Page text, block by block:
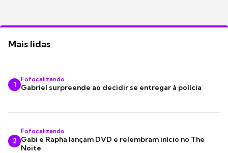
Mais lidas
1
Fofocalizando
Gabriel surpreende ao decidir se entregar à polícia
2
Fofocalizando
Gabi e Rapha lançam DVD e relembram início no The
Noite